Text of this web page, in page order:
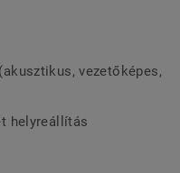
polírozású felület-
módszer
és verhetetlen
való
kollekció, az iQ Optima
az 55 színben, és
vezetőképes,
helyreállítás